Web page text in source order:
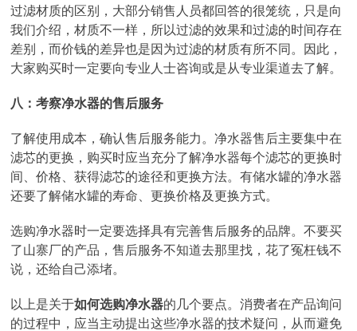
过滤材质的区别，大部分销售人员都回答的很笼统，只是向
我们介绍，材质不一样，所以过滤的效果和过滤的时间存在
差别，而价钱的差异也是因为过滤的材质有所不同。因此，
大家购买时一定要向专业人士咨询或是从专业渠道去了解。
八：考察净水器的售后服务
了解使用成本，确认售后服务能力。净水器售后主要集中在
滤芯的更换，购买时应当充分了解净水器每个滤芯的更换时
间、价格、获得滤芯的途径和更换方法。有储水罐的净水器
还要了解储水罐的寿命、更换价格及更换方式。
选购净水器时一定要选择具有完善售后服务的品牌。不要买
了山寨厂的产品，售后服务不知道去那里找，花了冤枉钱不
说，还给自己添堵。
以上是关于如何选购净水器的几个要点。消费者在产品询问
的过程中，应当主动提出这些净水器的技术疑问，从而避免